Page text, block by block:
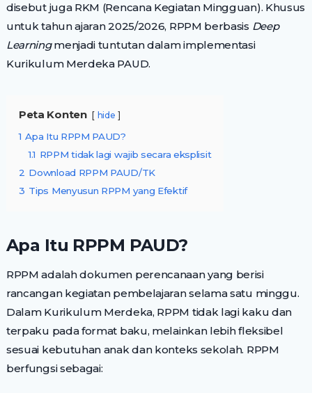
disebut juga RKM (Rencana Kegiatan Mingguan). Khusus
untuk tahun ajaran 2025/2026, RPPM berbasis Deep
Learningmenjadi tuntutan dalam implementasi
Kurikulum Merdeka PAUD.
Peta Konten hide
1 Apa Itu RPPM PAUD?
1.1 RPPM tidak lagi wajib secara eksplisit
2 Download RPPM PAUD/TK
3 Tips Menyusun RPPM yang Efektif
Apa Itu RPPM PAUD?
RPPM adalah dokumen perencanaan yang berisi
rancangan kegiatan pembelajaran selama satu minggu.
Dalam Kurikulum Merdeka, RPPM tidak lagi kaku dan
terpaku pada format baku, melainkan lebih fleksibel
sesuai kebutuhan anak dan konteks sekolah. RPPM
berfungsi sebagai: